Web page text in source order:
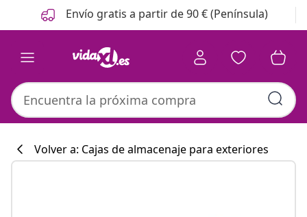
Anterior
Siguiente Envío gratis a partir de 90 € (Península)
Volver a: Cajas de almacenaje para exteriores